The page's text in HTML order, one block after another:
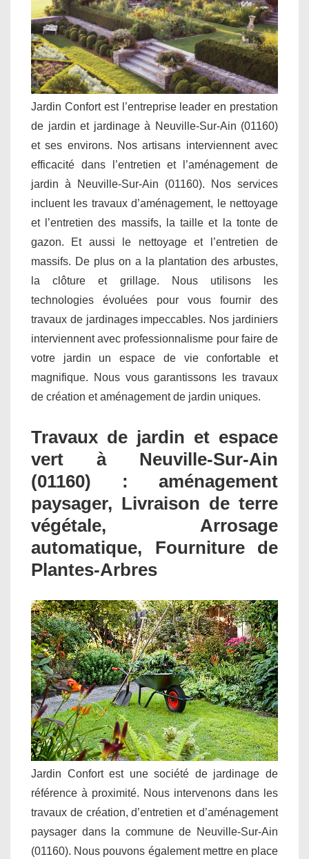
Jardin Confort est l’entreprise leader en prestation
de jardin et jardinage à Neuville-Sur-Ain (01160)
et ses environs. Nos artisans interviennent avec
efficacité dans l’entretien et l’aménagement de
jardin à Neuville-Sur-Ain (01160). Nos services
incluent les travaux d’aménagement, le nettoyage
et l’entretien des massifs, la taille et la tonte de
gazon. Et aussi le nettoyage et l’entretien de
massifs. De plus on a la plantation des arbustes,
la clôture et grillage. Nous utilisons les
technologies évoluées pour vous fournir des
travaux de jardinages impeccables. Nos jardiniers
interviennent avec professionnalisme pour faire de
votre jardin un espace de vie confortable et
magnifique. Nous vous garantissons les travaux
de création et aménagement de jardin uniques.
Travaux de jardin et espace
vert à Neuville-Sur-Ain
(01160) : aménagement
paysager, Livraison de terre
végétale, Arrosage
automatique, Fourniture de
Plantes-Arbres
Jardin Confort est une société de jardinage de
référence à proximité. Nous intervenons dans les
travaux de création, d’entretien et d’aménagement
paysager dans la commune de Neuville-Sur-Ain
(01160). Nous pouvons également mettre en place